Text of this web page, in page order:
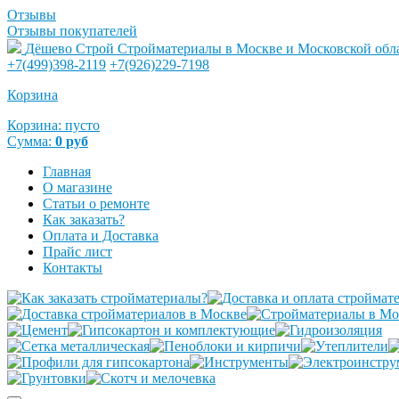
Отзывы
Отзывы покупателей
Дёшево Строй Стройматериалы в Москве и Московской
+7(499)398-2119 +7(926)229-7198
Корзина
Корзина: пусто
Сумма: 0 руб
Главная
О магазине
Статьи о ремонте
Как заказать?
Оплата и Доставка
Прайс лист
Контакты